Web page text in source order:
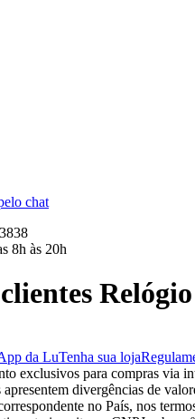
chat
8h às 20h
da LuTenha sua loja
exclusivos para compras via
divergências de
no País, nos